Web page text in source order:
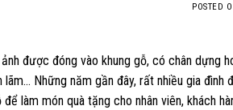
POSTED
được đóng vào khung gỗ, có chân
Những năm gần đây, rất nhiều gia
làm món quà tặng cho nhân viên, khách